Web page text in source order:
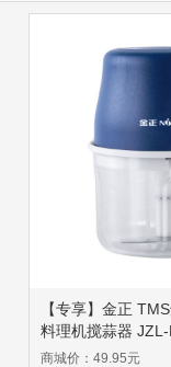
【专享】金正
料理机搅蒜器
商城价：49.95元